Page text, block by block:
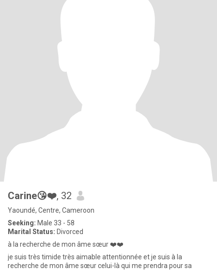
Carine😘❤️, 32
Yaoundé, Centre, Cameroon
Seeking: Male 33 - 58
Marital Status: Divorced
à la recherche de mon âme sœur ❤️❤️
je suis très timide très aimable attentionnée et je suis à la
recherche de mon âme sœur celui-là qui me prendra pour sa